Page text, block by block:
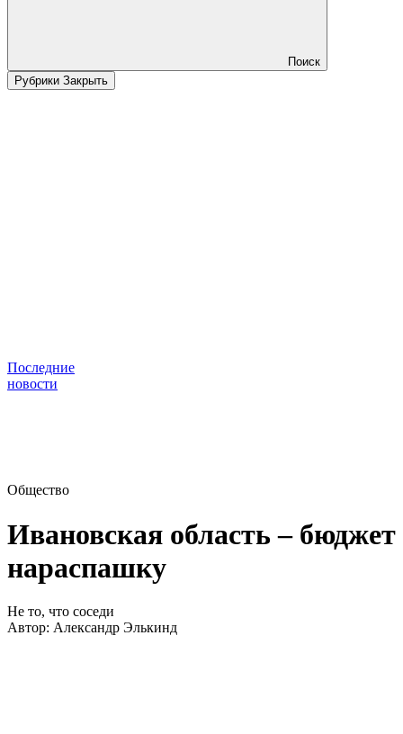
Поиск
Рубрики Закрыть
Последние
новости
Общество
Ивановская область – бюджет
нараспашку
Не то, что соседи
Автор: Александр Элькинд